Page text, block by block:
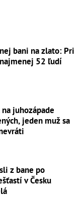
bani na zlato: Pri
52 ľudí
juhozápade
jeden muž sa
z bane po
v Česku